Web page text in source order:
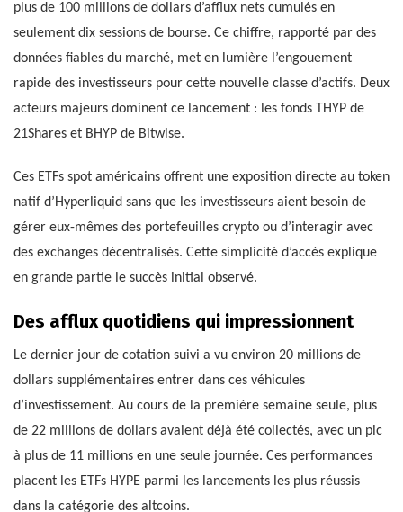
plus de 100 millions de dollars d’afflux nets cumulés en
seulement dix sessions de bourse. Ce chiffre, rapporté par des
données fiables du marché, met en lumière l’engouement
rapide des investisseurs pour cette nouvelle classe d’actifs. Deux
acteurs majeurs dominent ce lancement : les fonds THYP de
21Shares et BHYP de Bitwise.
Ces ETFs spot américains offrent une exposition directe au token
natif d’Hyperliquid sans que les investisseurs aient besoin de
gérer eux-mêmes des portefeuilles crypto ou d’interagir avec
des exchanges décentralisés. Cette simplicité d’accès explique
en grande partie le succès initial observé.
Des afflux quotidiens qui impressionnent
Le dernier jour de cotation suivi a vu environ 20 millions de
dollars supplémentaires entrer dans ces véhicules
d’investissement. Au cours de la première semaine seule, plus
de 22 millions de dollars avaient déjà été collectés, avec un pic
à plus de 11 millions en une seule journée. Ces performances
placent les ETFs HYPE parmi les lancements les plus réussis
dans la catégorie des altcoins.